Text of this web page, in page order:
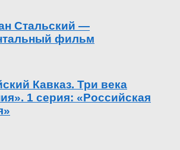
Стальский —
фильм
Кавказ. Три века
1 серия: «Российская